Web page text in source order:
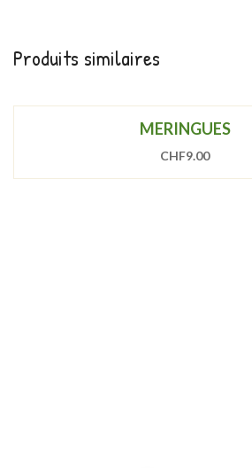
Produits similaires
MERINGUES
CHF9.00